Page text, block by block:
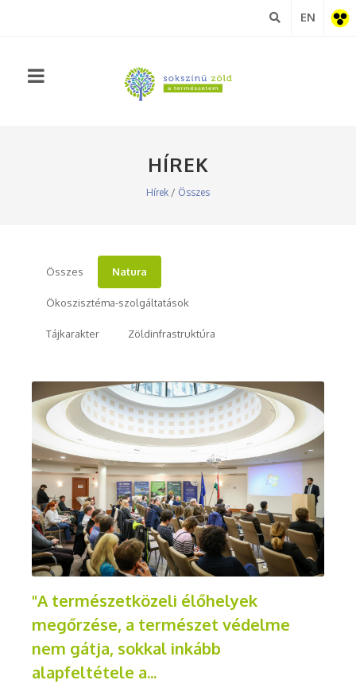
EN
HÍREK
Hírek / Összes
Összes Natura
Ökoszisztéma-szolgáltatások
Tájkarakter Zöldinfrastruktúra
"A természetközeli élőhelyek
megőrzése, a természet védelme
nem gátja, sokkal inkább
alapfeltétele a...